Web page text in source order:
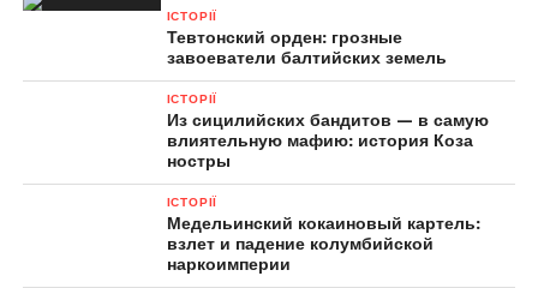
ІСТОРІЇ
Тевтонский орден: грозные
завоеватели балтийских земель
ІСТОРІЇ
Из сицилийских бандитов — в самую
влиятельную мафию: история Коза
ностры
ІСТОРІЇ
Медельинский кокаиновый картель:
взлет и падение колумбийской
наркоимперии